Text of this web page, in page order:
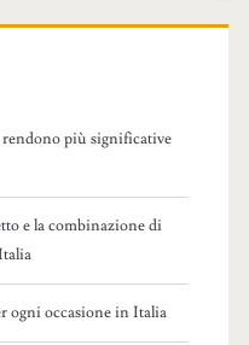
rendono più significative
e la combinazione di
ogni occasione in Italia